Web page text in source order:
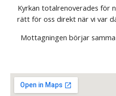
Kyrkan totalrenoverades för
rätt för oss direkt när vi var
Mottagningen börjar samma